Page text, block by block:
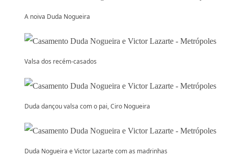
A noiva Duda Nogueira
Valsa dos recém-casados
Duda dançou valsa com o pai, Ciro Nogueira
Duda Nogueira e Victor Lazarte com as madrinhas